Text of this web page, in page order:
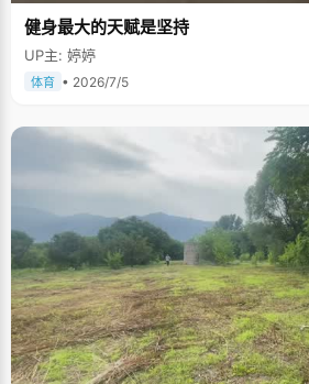
健身最大的天赋是坚持
UP主: 婷婷
体育 • 2026/7/5